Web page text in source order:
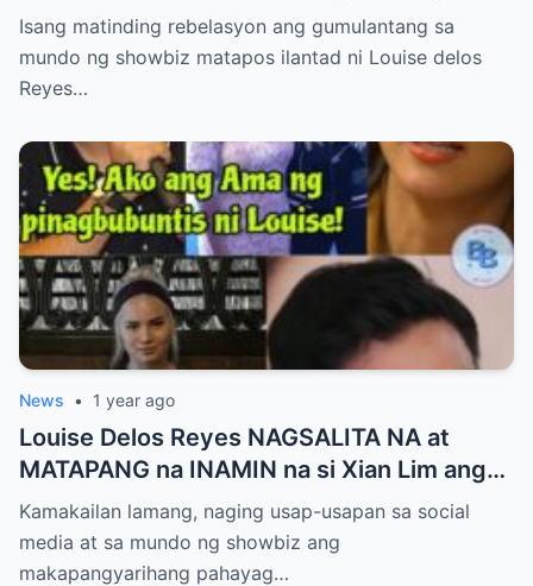
Kaniyang PINAGBUBUNTIS!
Isang matinding rebelasyon ang gumulantang sa
mundo ng showbiz matapos ilantad ni Louise delos
Reyes…
News • 1 year ago
Louise Delos Reyes NAGSALITA NA at
MATAPANG na INAMIN na si Xian Lim ang
AMA ng Pinagbubuntis nya!-A
Kamakailan lamang, naging usap-usapan sa social
media at sa mundo ng showbiz ang
makapangyarihang pahayag…